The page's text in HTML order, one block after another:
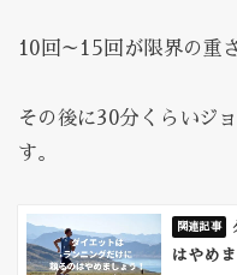
10回～15回が限界の重
その後に30分くらいジ
す。
はやめ